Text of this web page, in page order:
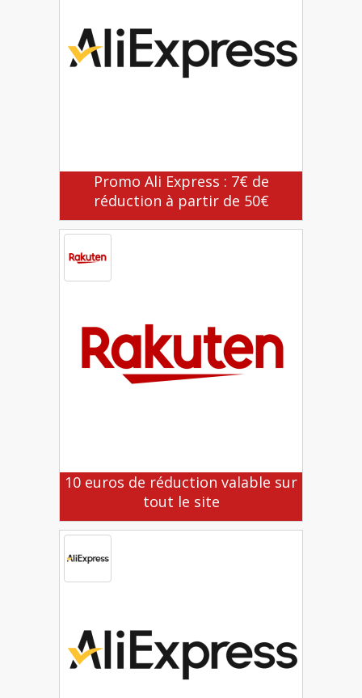
Promo Ali Express : 7€ de
réduction à partir de 50€
10 euros de réduction valable sur
tout le site